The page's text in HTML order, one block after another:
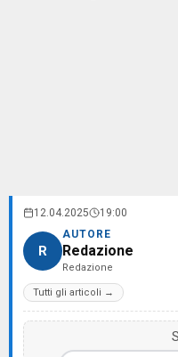
12.04.2025 19:00
R
AUTORE
Redazione
Redazione
Tutti gli articoli →